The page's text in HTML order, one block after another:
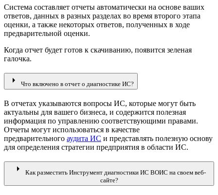
Система составляет отчеты автоматически на основе ваших
ответов, данных в разных разделах во время второго этапа
оценки, а также некоторых ответов, полученных в ходе
предварительной оценки.
Когда отчет будет готов к скачиванию, появится зеленая
галочка.
arrow_right Что включено в отчет о диагностике ИС?
В отчетах указываются вопросы ИС, которые могут быть
актуальны для вашего бизнеса, и содержится полезная
информация по управлению соответствующими правами.
Отчеты могут использоваться в качестве
предварительного аудита ИС и представлять полезную основу
для определения стратегии предприятия в области ИС.
arrow_right
Как разместить Инструмент диагностики ИС ВОИС на своем веб-
сайте?